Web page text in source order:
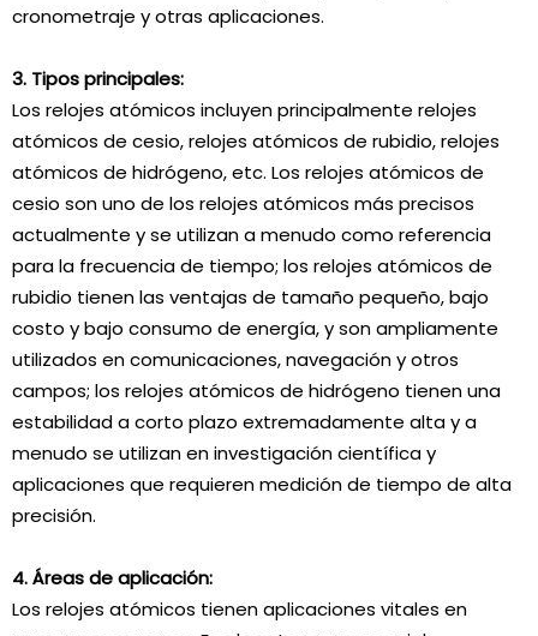
cronometraje y otras aplicaciones.
3. Tipos principales:
Los relojes atómicos incluyen principalmente relojes
atómicos de cesio, relojes atómicos de rubidio, relojes
atómicos de hidrógeno, etc. Los relojes atómicos de
cesio son uno de los relojes atómicos más precisos
actualmente y se utilizan a menudo como referencia
para la frecuencia de tiempo; los relojes atómicos de
rubidio tienen las ventajas de tamaño pequeño, bajo
costo y bajo consumo de energía, y son ampliamente
utilizados en comunicaciones, navegación y otros
campos; los relojes atómicos de hidrógeno tienen una
estabilidad a corto plazo extremadamente alta y a
menudo se utilizan en investigación científica y
aplicaciones que requieren medición de tiempo de alta
precisión.
4. Áreas de aplicación:
Los relojes atómicos tienen aplicaciones vitales en